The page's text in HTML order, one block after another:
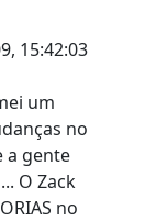
15:42:03
um
no
a gente
O Zack
no